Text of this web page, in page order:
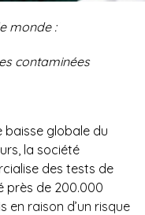
monde :
contaminées
baisse globale du
la société
des tests de
près de 200.000
en raison d’un risque